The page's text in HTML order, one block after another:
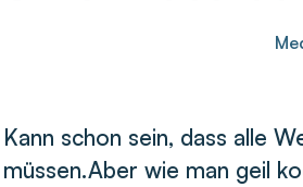
Kann schon sein, dass alle
müssen.Aber wie man geil